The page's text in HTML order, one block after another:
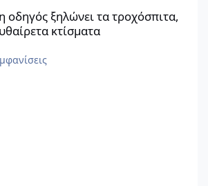
ξηλώνει τα τροχόσπιτα,
κτίσματα